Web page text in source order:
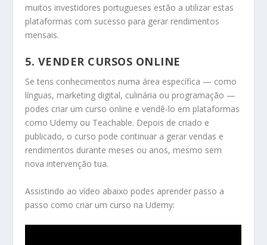
muitos investidores portugueses estão a utilizar estas
plataformas com sucesso para gerar rendimentos
mensais.
5. VENDER CURSOS ONLINE
Se tens conhecimentos numa área específica — como
línguas, marketing digital, culinária ou programação —
podes criar um curso online e vendê-lo em plataformas
como Udemy ou Teachable. Depois de criado e
publicado, o curso pode continuar a gerar vendas e
rendimentos durante meses ou anos, mesmo sem
nova intervenção tua.
Assistindo ao vídeo abaixo podes aprender passo a
passo como criar um curso na Udemy: